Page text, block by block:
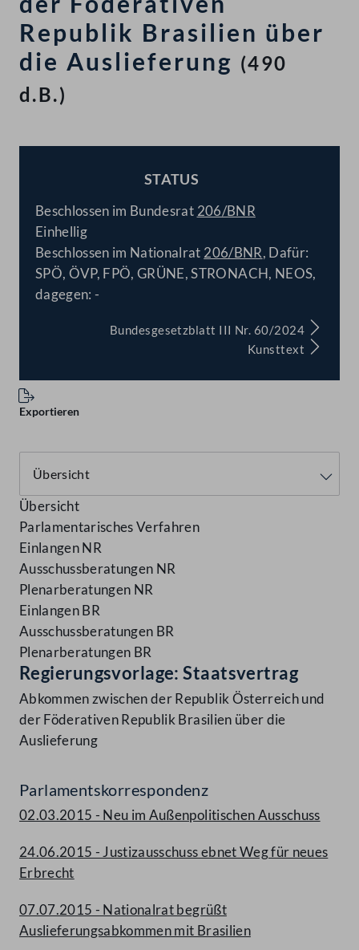
Republik Brasilien über
die Auslieferung (490
d.B.)
STATUS
Beschlossen im Bundesrat 206/BNR
Einhellig
Beschlossen im Nationalrat 206/BNR, Dafür:
SPÖ, ÖVP, FPÖ, GRÜNE, STRONACH, NEOS,
dagegen: -
Bundesgesetzblatt III Nr. 60/2024
Kunsttext
Exportieren
Übersicht
Parlamentarisches Verfahren
Einlangen NR
Ausschussberatungen NR
Plenarberatungen NR
Einlangen BR
Ausschussberatungen BR
Plenarberatungen BR
Regierungsvorlage: Staatsvertrag
Abkommen zwischen der Republik Österreich und
der Föderativen Republik Brasilien über die
Auslieferung
Parlamentskorrespondenz
02.03.2015 - Neu im Außenpolitischen Ausschuss
24.06.2015 - Justizausschuss ebnet Weg für neues
Erbrecht
07.07.2015 - Nationalrat begrüßt
Auslieferungsabkommen mit Brasilien